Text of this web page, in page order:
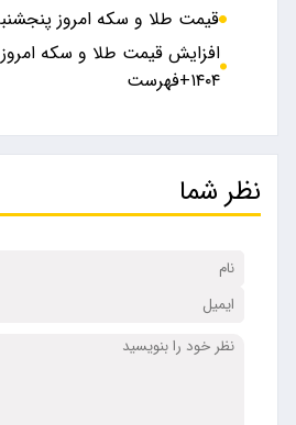
قیمت طلا و سکه امروز پنجشنبه ۲ بهمن
۱۴۰۴+فهرست
نظر شما